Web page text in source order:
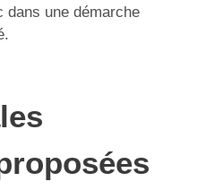
dans une démarche